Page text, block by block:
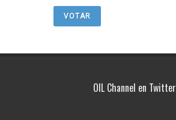
VOTAR
OIL Channel en Twitter